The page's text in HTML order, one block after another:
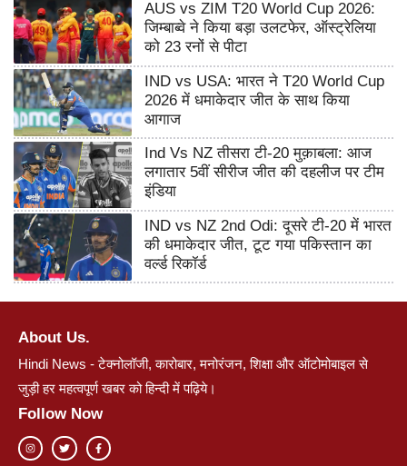
AUS vs ZIM T20 World Cup 2026:
जिम्बाब्वे ने किया बड़ा उलटफेर, ऑस्ट्रेलिया
को 23 रनों से पीटा
IND vs USA: भारत ने T20 World Cup
2026 में धमाकेदार जीत के साथ किया
आगाज
Ind Vs NZ तीसरा टी-20 मुक़ाबला: आज
लगातार 5वीं सीरीज जीत की दहलीज पर टीम
इंडिया
IND vs NZ 2nd Odi: दूसरे टी-20 में भारत
की धमाकेदार जीत, टूट गया पकिस्तान का
वर्ल्ड रिकॉर्ड
About Us.
Hindi News - टेक्नोलॉजी, कारोबार, मनोरंजन, शिक्षा और ऑटोमोबाइल से
जुड़ी हर महत्वपूर्ण खबर को हिन्दी में पढ़िये।
Follow Now